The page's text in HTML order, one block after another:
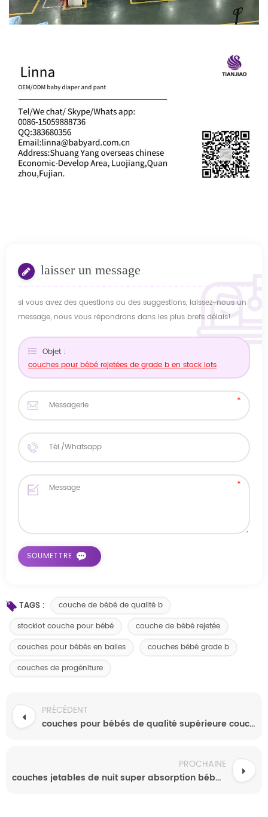
laisser un message
si vous avez des questions ou des suggestions, laissez-nous un
message, nous vous répondrons dans les plus brefs délais!
Objet :
couches pour bébé rejetées de grade b en stock lots
TAGS :
couche de bébé de qualité b
stocklot couche pour bébé
couche de bébé rejetée
couches pour bébés en balles
couches bébé grade b
couches de progéniture
PRÉCÉDENT
couches pour bébés de qualité supérieure couches super absorbantes
PROCHAINE
couches jetables de nuit super absorption bébé taille 2